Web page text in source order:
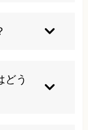
質性膀胱炎
病変が見ら
に効果的で
心がけるこ
どう